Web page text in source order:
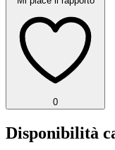
0
Disponibilità